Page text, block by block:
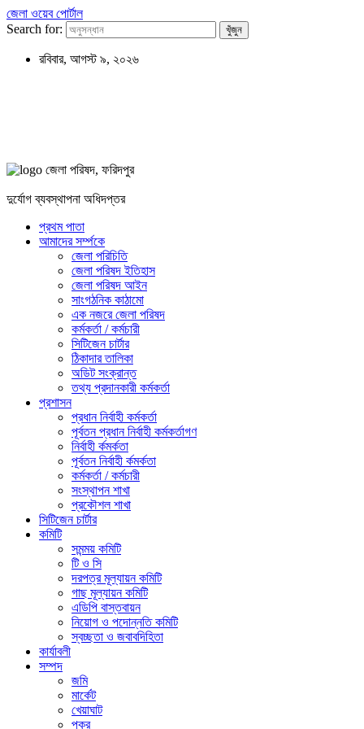
জেলা ওয়েব পোর্টাল
Search for:
রবিবার, আগস্ট ৯, ২০২৬
জেলা পরিষদ, ফরিদপুর
দুর্যোগ ব্যবস্থাপনা অধিদপ্তর
প্রথম পাতা
আমাদের সর্ম্পকে
জেলা পরিচিতি
জেলা পরিষদ ইতিহাস
জেলা পরিষদ আইন
সাংগঠনিক কাঠামো
এক নজরে জেলা পরিষদ
কর্মকর্তা / কর্মচারী
সিটিজেন চার্টার
ঠিকাদার তালিকা
অডিট সংক্রান্ত
তথ্য প্রদানকারী কর্মকর্তা
প্রশাসন
প্রধান নির্বাহী কর্মকর্তা
পূর্বতন প্রধান নির্বাহী কর্মকর্তাগণ
নির্বাহী র্কমর্কতা
পূর্বতন নির্বাহী র্কমর্কতা
কর্মকর্তা / কর্মচারী
সংস্থাপন শাখা
প্রকৌশল শাখা
সিটিজেন চার্টার
কমিটি
সমন্ময় কমিটি
টি ও সি
দরপত্র মূল্যায়ন কমিটি
গাছ মূল্যায়ন কমিটি
এডিপি বাস্তবায়ন
নিয়োগ ও পদোন্নতি কমিটি
স্বচ্ছতা ও জবাবদিহিতা
কার্যাবলী
সম্পদ
জমি
মার্কেট
খেয়াঘাট
পুকুর